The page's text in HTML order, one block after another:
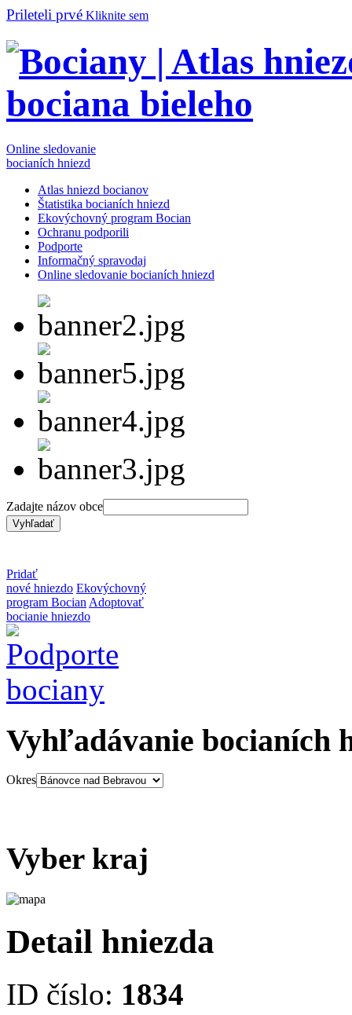
Prileteli prvé Kliknite sem
Online sledovanie
bocianích hniezd
Atlas hniezd bocianov
Štatistika bocianích hniezd
Ekovýchovný program Bocian
Ochranu podporili
Podporte
Informačný spravodaj
Online sledovanie bocianích hniezd
Zadajte názov obce
Pridať
nové hniezdo Ekovýchovný
program Bocian Adoptovať
bocianie hniezdo
Vyhľadávanie bocianích
Okres
Vyber kraj
Detail hniezda
ID číslo: 1834